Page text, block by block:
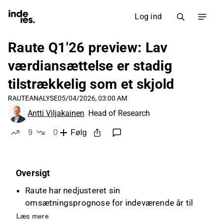
Log ind
Raute Q1'26 preview: Lav
værdiansættelse er stadig
tilstrækkelig som et skjold
RAUTEANALYSE05/04/2026, 03:00 AM
Antti Viljakainen Head of Research
9
0
Følg
Oversigt
Raute har nedjusteret sin
omsætningsprognose for indeværende år til
125-160 MEUR på grund af makroøkonomisk
Læs mere